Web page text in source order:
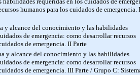
humanos para los cuidados de emergencia. I
y alcance del conocimiento y las habilidades
de emergencia: como desarrollar recursos
de emergencia. II Parte
y alcance del conocimiento y las habilidades
de emergencia: como desarrollar recursos
de emergencia. III Parte / Grupo C: